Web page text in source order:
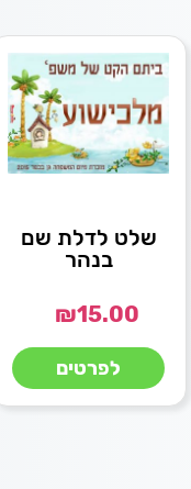
שלט לדלת שם
בנהר
₪15.00
לפרטים